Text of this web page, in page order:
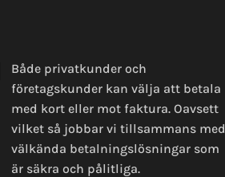
Både privatkunder och
företagskunder kan välja att betala
med kort eller mot faktura. Oavsett
vilket så jobbar vi tillsammans med
välkända betalningslösningar som
är säkra och pålitliga.